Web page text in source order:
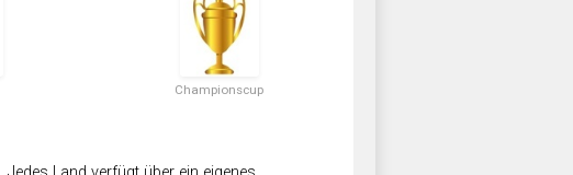
Championscup